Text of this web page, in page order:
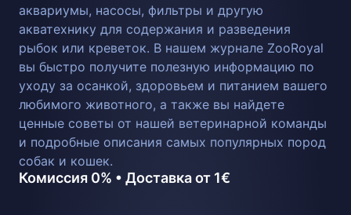
аквариумы, насосы, фильтры и другую
акватехнику для содержания и разведения
рыбок или креветок. В нашем журнале ZooRoyal
вы быстро получите полезную информацию по
уходу за осанкой, здоровьем и питанием вашего
любимого животного, а также вы найдете
ценные советы от нашей ветеринарной команды
и подробные описания самых популярных пород
собак и кошек.
Комиссия 0% • Доставка от 1€